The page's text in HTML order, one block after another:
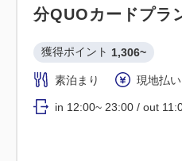
分QUOカードプラ
獲得ポイント 1,306~
素泊まり 現地払
in 12:00~ 23:00 / out